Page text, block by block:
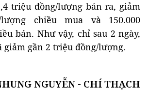
triệu đồng/lượng bán ra, giảm
lượng chiều mua và 150.000
bán. Như vậy, chỉ sau 2 ngày,
giảm gần 2 triệu đồng/lượng.
NGUYỄN - CHÍ THẠCH